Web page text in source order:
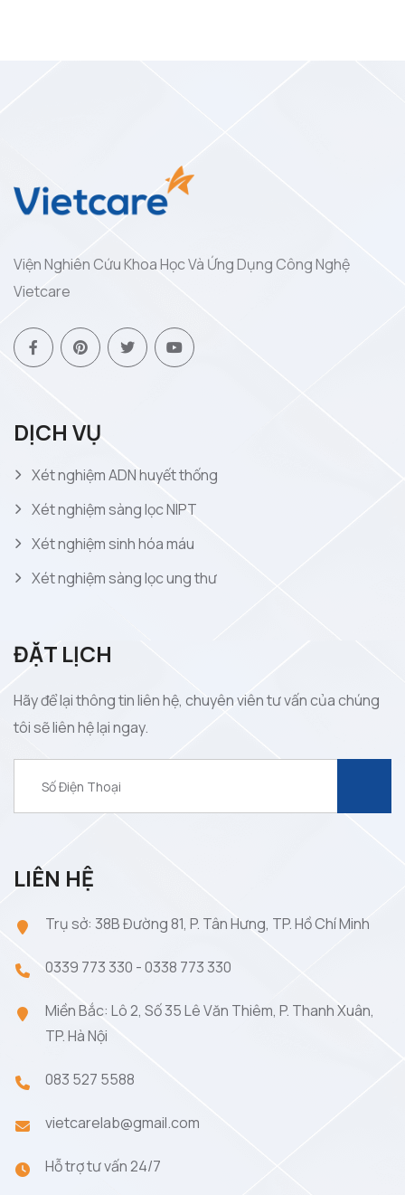
Viện Nghiên Cứu Khoa Học Và Ứng Dụng Công Nghệ
Vietcare
DỊCH VỤ
Xét nghiệm ADN huyết thống
Xét nghiệm sàng lọc NIPT
Xét nghiệm sinh hóa máu
Xét nghiệm sàng lọc ung thư
ĐẶT LỊCH
Hãy để lại thông tin liên hệ, chuyên viên tư vấn của chúng
tôi sẽ liên hệ lại ngay.
LIÊN HỆ
Trụ sở: 38B Đường 81, P. Tân Hưng, TP. Hồ Chí Minh
0339 773 330 -0338 773 330
Miền Bắc: Lô 2, Số 35 Lê Văn Thiêm, P. Thanh Xuân,
TP. Hà Nội
083 527 5588
vietcarelab@gmail.com
Hỗ trợ tư vấn 24/7